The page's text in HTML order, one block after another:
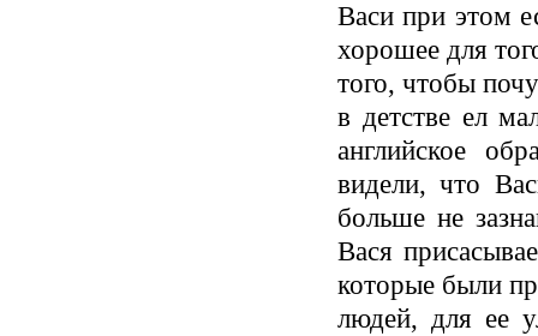
Васи при этом
хорошее для
того, чтобы
в детстве ел
английское
видели, что
больше не
Вася
которые были
людей, для ее